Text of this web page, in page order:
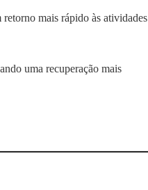
mais rápido às atividades
uma recuperação mais